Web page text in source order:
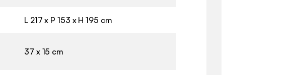
L 217 x P 153 x H 195 cm
37 x 15 cm